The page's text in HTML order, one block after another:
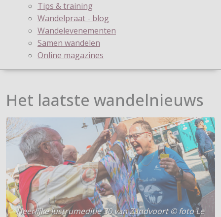
Tips & training
Wandelpraat - blog
Wandelevenementen
Samen wandelen
Online magazines
Het laatste wandelnieuws
Heerlijke lustrumeditie 30 van Zandvoort © foto Le